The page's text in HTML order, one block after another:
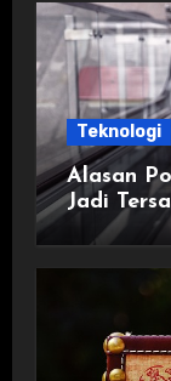
Teknologi
Alasan
Jadi
demi